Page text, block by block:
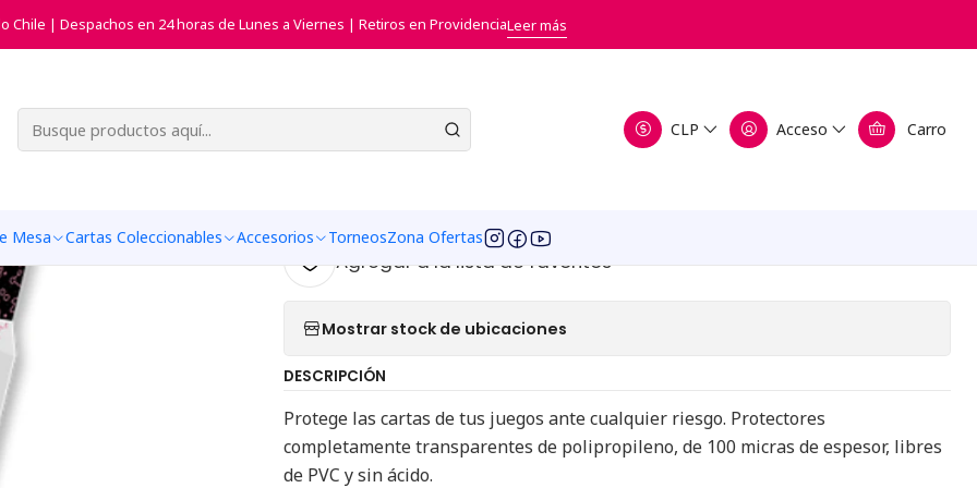
CLP Acceso Carro
Mesa Cartas Coleccionables Accesorios TorneosZona Ofertas
Chile | Despachos en 24 horas de Lunes a Viernes | Retiros en ProvidenciaLeer más
de Cartas (Juegos de Mesa) Protectores Juegos de Mesa Standard (63x88mm) - Fractal Juegos
Protectores Juegos de Mesa
Standard (63x88mm) - Fractal
Agregar a la lista de favoritos
Mostrar stock de ubicaciones
DESCRIPCIÓN
Protege las cartas de tus juegos ante cualquier riesgo. Protectores
completamente transparentes de polipropileno, de 100 micras de espesor, libres
de PVC y sin ácido.